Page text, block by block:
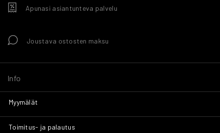
Apunasi asiantunteva palvelu
Joustava ostosten maksu
Info
Myymälät
Toimitus- ja palautus